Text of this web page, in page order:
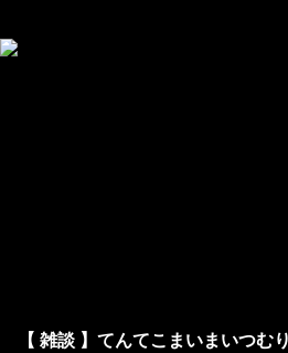
【 雑談 】てんてこまいまいつむ